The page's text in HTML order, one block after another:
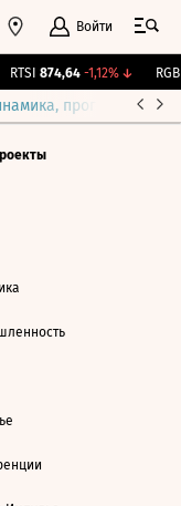
Войти
RTSI 874,64 -1,12%↓ RGBI
прогнозы